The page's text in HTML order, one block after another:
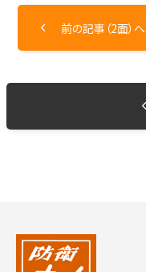
前の記事（2面）へ